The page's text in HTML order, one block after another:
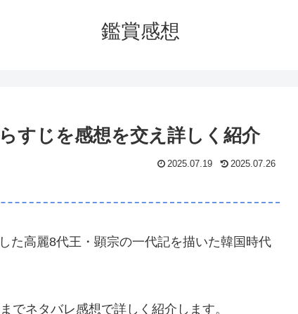
鑑賞感想
すじを感想を交え詳しく紹介
2025.07.19 2025.07.26
た高麗8代王・顕宗の一代記を描いた韓国時代
でネタバレ感想で詳しく紹介します。